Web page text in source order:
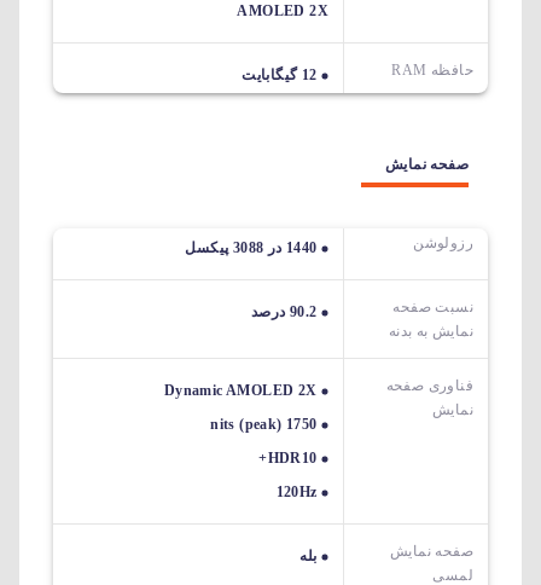
AMOLED 2X
حافظه RAM 12 گیگابایت
صفحه نمایش
رزولوشن 1440 در 3088 پیکسل
نسبت صفحه
نمایش به بدنه
90.2 درصد
فناوری صفحه
نمایش
Dynamic AMOLED 2X
1750 nits (peak)
HDR10+
120Hz
صفحه نمایش
لمسی
بله